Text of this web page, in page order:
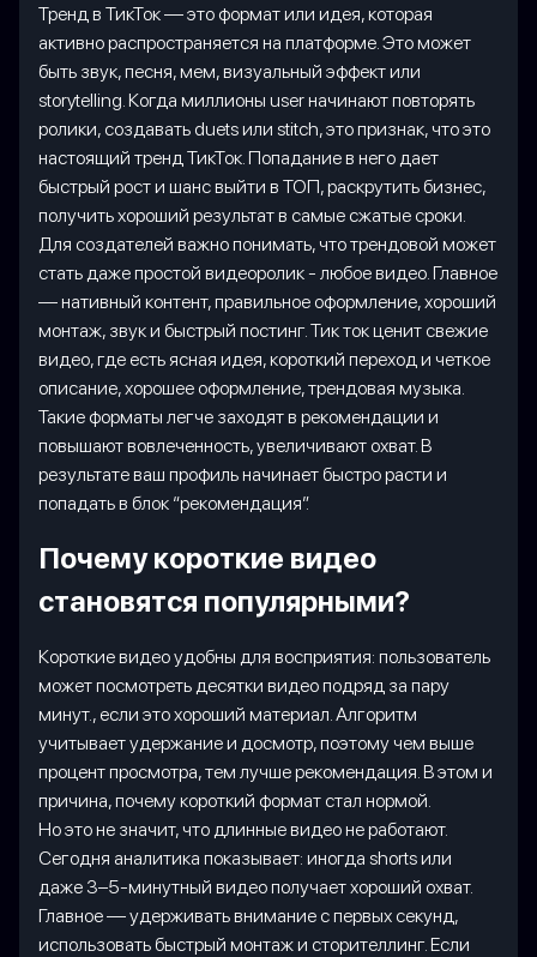
Тренд в ТикТок — это формат или идея, которая
активно распространяется на платформе. Это может
быть звук, песня, мем, визуальный эффект или
storytelling. Когда миллионы user начинают повторять
ролики, создавать duets или stitch, это признак, что это
настоящий тренд ТикТок. Попадание в него дает
быстрый рост и шанс выйти в ТОП, раскрутить бизнес,
получить хороший результат в самые сжатые сроки.
Для создателей важно понимать, что трендовой может
стать даже простой видеоролик - любое видео. Главное
— нативный контент, правильное оформление, хороший
монтаж, звук и быстрый постинг. Тик ток ценит свежие
видео, где есть ясная идея, короткий переход и четкое
описание, хорошее оформление, трендовая музыка.
Такие форматы легче заходят в рекомендации и
повышают вовлеченность, увеличивают охват. В
результате ваш профиль начинает быстро расти и
попадать в блок “рекомендация”.
Почему короткие видео
становятся популярными?
Короткие видео удобны для восприятия: пользователь
может посмотреть десятки видео подряд за пару
минут., если это хороший материал. Алгоритм
учитывает удержание и досмотр, поэтому чем выше
процент просмотра, тем лучше рекомендация. В этом и
причина, почему короткий формат стал нормой.
Но это не значит, что длинные видео не работают.
Сегодня аналитика показывает: иногда shorts или
даже 3–5-минутный видео получает хороший охват.
Главное — удерживать внимание с первых секунд,
использовать быстрый монтаж и сторителлинг. Если